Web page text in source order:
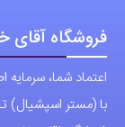
فروشگاه
اعتماد شما،
با (مستر اسپشیال)